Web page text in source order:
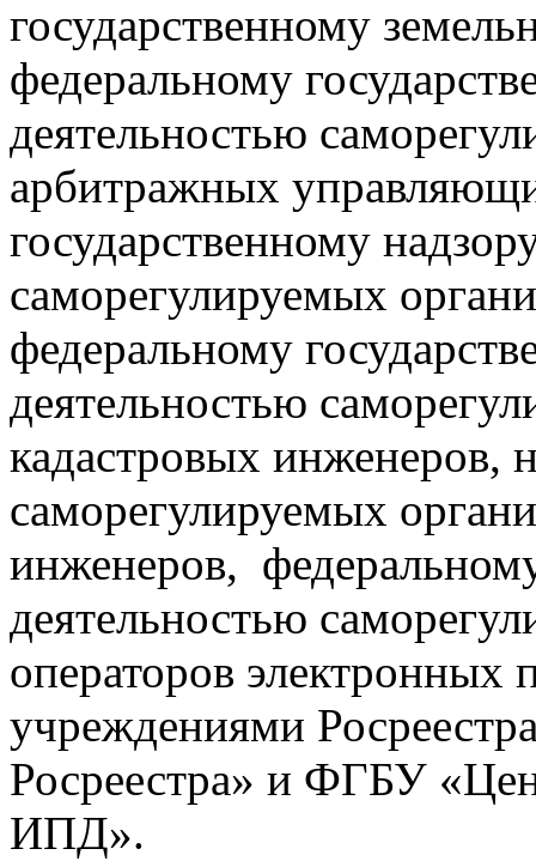
государственному
федеральному
деятельностью
арбитражных
государственному
саморегулируемых
федеральному
деятельностью
кадастровых инженеров,
саморегулируемых
инженеров,
деятельностью
операторов
учреждениями
Росреестра» и ФГБУ
ИПД».